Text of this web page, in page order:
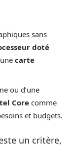
sans
doté
carte
ou d’une
Corecomme
et budgets.
un critère,